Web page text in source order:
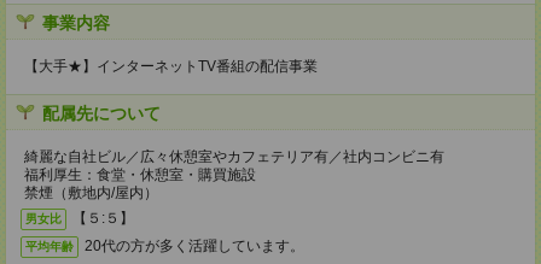
事業内容
【大手★】インターネットTV番組の配信事業
配属先について
綺麗な自社ビル／広々休憩室やカフェテリア有／社内コンビニ有
福利厚生：食堂・休憩室・購買施設
禁煙（敷地内/屋内）
男女比 【５:５】
平均年齢 20代の方が多く活躍しています。